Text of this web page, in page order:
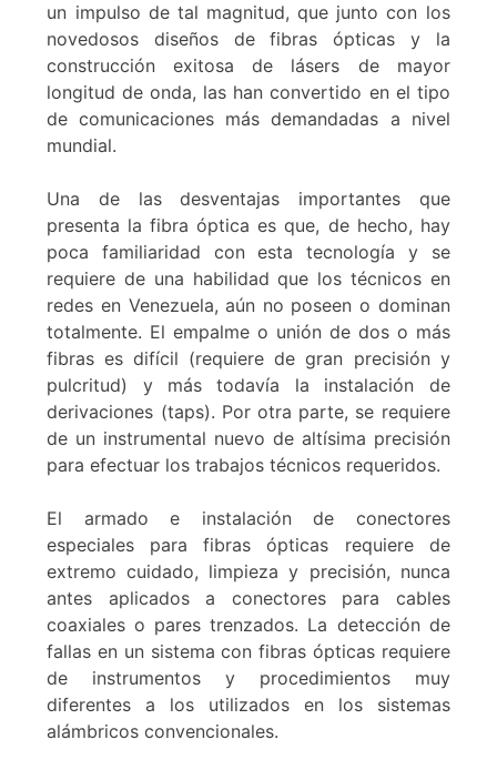
un impulso de tal magnitud, que junto con los
novedosos diseños de fibras ópticas y la
construcción exitosa de lásers de mayor
longitud de onda, las han convertido en el tipo
de comunicaciones más demandadas a nivel
mundial.
Una de las desventajas importantes que
presenta la fibra óptica es que, de hecho, hay
poca familiaridad con esta tecnología y se
requiere de una habilidad que los técnicos en
redes en Venezuela, aún no poseen o dominan
totalmente. El empalme o unión de dos o más
fibras es difícil (requiere de gran precisión y
pulcritud) y más todavía la instalación de
derivaciones (taps). Por otra parte, se requiere
de un instrumental nuevo de altísima precisión
para efectuar los trabajos técnicos requeridos.
El armado e instalación de conectores
especiales para fibras ópticas requiere de
extremo cuidado, limpieza y precisión, nunca
antes aplicados a conectores para cables
coaxiales o pares trenzados. La detección de
fallas en un sistema con fibras ópticas requiere
de instrumentos y procedimientos muy
diferentes a los utilizados en los sistemas
alámbricos convencionales.